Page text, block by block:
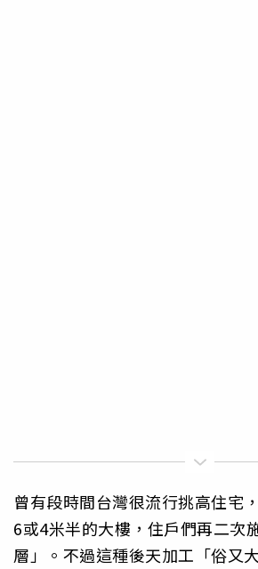
曾有段時間台灣很流行挑高住宅
6或4米半的大樓，住戶們再二次
層」。不過這種後天加工「俗又